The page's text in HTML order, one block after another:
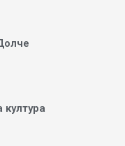
култура